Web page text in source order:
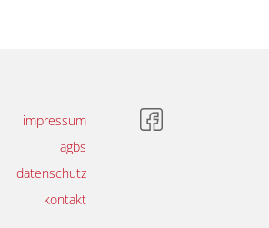
impressum
agbs
datenschutz
kontakt